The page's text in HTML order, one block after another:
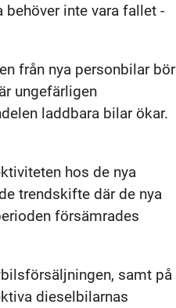
behöver inte vara fallet -
från nya personbilar bör
ungefärligen
laddbara bilar ökar.
hos de nya
trendskifte där de nya
försämrades
samt på
dieselbilarnas